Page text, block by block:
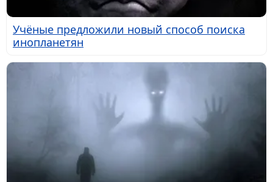
Учёные предложили новый способ поиска
инопланетян